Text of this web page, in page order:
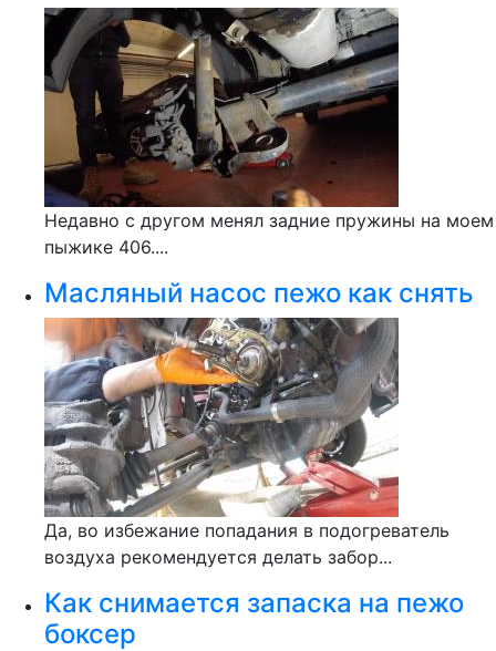
Недавно с другом менял задние пружины на моем
пыжике 406....
Масляный насос пежо как снять
Да, во избежание попадания в подогреватель
воздуха рекомендуется делать забор...
Как снимается запаска на пежо
боксер